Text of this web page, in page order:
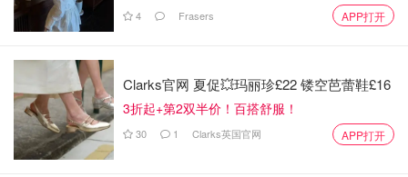
多功能锅分上下两层，上层是烤盘/深盘，下层是加热机
器，加热机器是白色机身，看着特别干净，分量也沉甸甸
的，特别有质感。上层的深盘颜色可选，深盘的盖子和深盘
是配套的。我拿到的是深红色，实物真的是hin好看啊！
4 Frasers APP打开
Clarks官网 夏促💥玛丽珍£22 镂空芭蕾鞋£16
3折起+第2双半价！百搭舒服！
30 1 Clarks英国官网 APP打开